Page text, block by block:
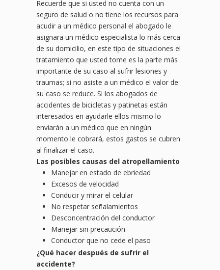
Recuerde que si usted no cuenta con un
seguro de salud o no tiene los recursos para
acudir a un médico personal el abogado le
asignara un médico especialista lo más cerca
de su domicilio, en este tipo de situaciones el
tratamiento que usted tome es la parte más
importante de su caso al sufrir lesiones y
traumas; si no asiste a un médico el valor de
su caso se reduce. Si los abogados de
accidentes de bicicletas y patinetas están
interesados en ayudarle ellos mismo lo
enviarán a un médico que en ningún
momento le cobrará, estos gastos se cubren
al finalizar el caso.
Las posibles causas del atropellamiento
Manejar en estado de ebriedad
Excesos de velocidad
Conducir y mirar el celular
No respetar señalamientos
Desconcentración del conductor
Manejar sin precaución
Conductor que no cede el paso
¿Qué hacer después de sufrir el
accidente?